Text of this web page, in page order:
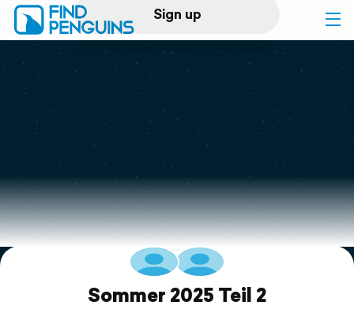
Sign up
Log in
Print a book
Flyover video
Explore
SupportSommer 2025 Teil 2